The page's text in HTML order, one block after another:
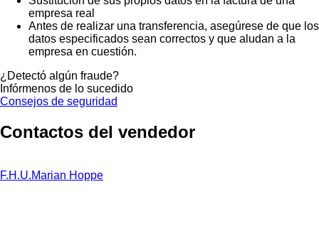
empresa real
Antes de realizar una transferencia, asegúrese de que los
datos especificados sean correctos y que aludan a la
empresa en cuestión.
¿Detectó algún fraude?
Infórmenos de lo sucedido
Consejos de seguridad
Contactos del vendedor
F.H.U.Marian Hoppe